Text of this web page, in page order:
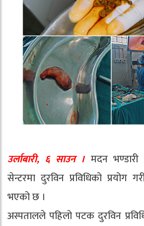
उर्लाबारी, ६ साउन । मदन
सेन्टरमा दुरविन प्रविधिको प्रयोग
भएको छ ।
अस्पतालले पहिलो पटक दुरविन